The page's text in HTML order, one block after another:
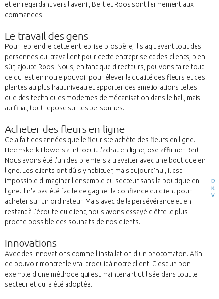
D
K
V
et en regardant vers l'avenir, Bert et Roos sont fermement aux
commandes.
Le travail des gens
Pour reprendre cette entreprise prospère, il s'agit avant tout des
personnes qui travaillent pour cette entreprise et des clients, bien
sûr, ajoute Roos. Nous, en tant que directeurs, pouvons faire tout
ce qui est en notre pouvoir pour élever la qualité des fleurs et des
plantes au plus haut niveau et apporter des améliorations telles
que des techniques modernes de mécanisation dans le hall, mais
au final, tout repose sur les personnes.
Acheter des fleurs en ligne
Cela fait des années que le fleuriste achète des fleurs en ligne.
Heemskerk Flowers a introduit l'achat en ligne, ose affirmer Bert.
Nous avons été l'un des premiers à travailler avec une boutique en
ligne. Les clients ont dû s'y habituer, mais aujourd'hui, il est
impossible d'imaginer l'ensemble du secteur sans la boutique en
ligne. Il n'a pas été facile de gagner la confiance du client pour
acheter sur un ordinateur. Mais avec de la persévérance et en
restant à l'écoute du client, nous avons essayé d'être le plus
proche possible des souhaits de nos clients.
Innovations
Avec des innovations comme l'installation d'un photomaton. Afin
de pouvoir montrer le vrai produit à notre client. C'est un bon
exemple d'une méthode qui est maintenant utilisée dans tout le
secteur et qui a été adoptée.